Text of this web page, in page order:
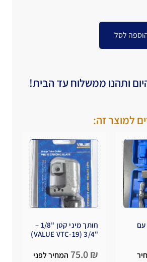
לסל
ותהנו ממשלוח עד הבית!
למוצר זה:
עם
חותך מיני קטן "1/8 –
"3/4 (VALUE VTC-19)
₪
המחיר לפני